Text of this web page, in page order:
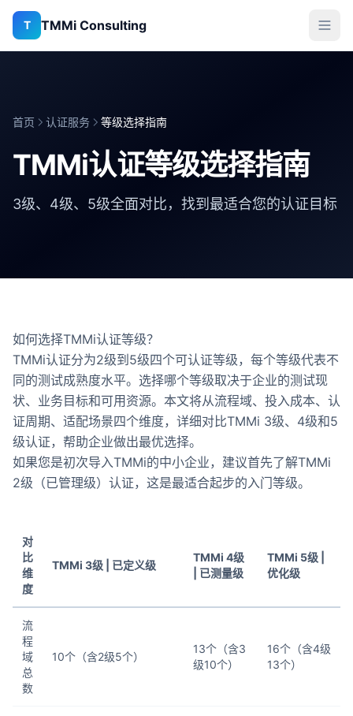
T TMMi Consulting
首页 认证服务 等级选择指南
TMMi认证等级选择指南
3级、4级、5级全面对比，找到最适合您的认证目标
如何选择TMMi认证等级？
TMMi认证分为2级到5级四个可认证等级，每个等级代表不
同的测试成熟度水平。选择哪个等级取决于企业的测试现
状、业务目标和可用资源。本文将从流程域、投入成本、认
证周期、适配场景四个维度，详细对比TMMi 3级、4级和5
级认证，帮助企业做出最优选择。
如果您是初次导入TMMi的中小企业，建议首先了解TMMi
2级（已管理级）认证，这是最适合起步的入门等级。
对
比
维
度
TMMi 3级 | 已定义级
TMMi 4级
| 已测量级
TMMi 5级 |
优化级
流
程
域
总
数
10个（含2级5个）
13个（含3
级10个）
16个（含4级
13个）